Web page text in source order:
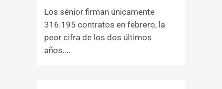
Los sénior firman únicamente
316.195 contratos en febrero, la
peor cifra de los dos últimos
años....